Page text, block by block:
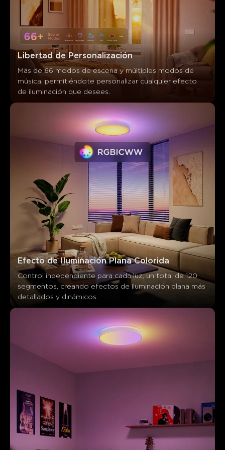
Libertad de Personalización
Más de 66 modos de escena y múltiples modos de
música, permitiéndote personalizar cualquier efecto
de iluminación que desees.
Efecto de Iluminación Plana Colorida
Control independiente para cada luz, un total de 120
segmentos, creando efectos de iluminación plana más
detallados y dinámicos.
Los clientes mencionan Positivo Negativo
Resumen
Generado por IA a partir del texto de las reseñas de los
clientes